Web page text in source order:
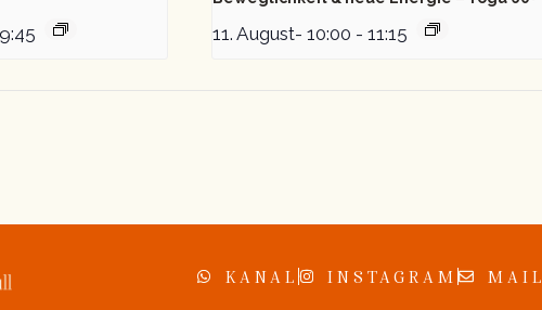
11. August- 10:00 - 11:15
KANAL INSTAGRAM MAIL